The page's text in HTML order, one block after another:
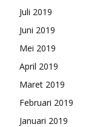
Juli 2019
Juni 2019
Mei 2019
April 2019
Maret 2019
Februari 2019
Januari 2019